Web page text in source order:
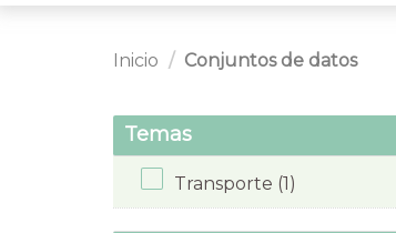
Inicio Conjuntos de datos
Temas
Transporte (1)